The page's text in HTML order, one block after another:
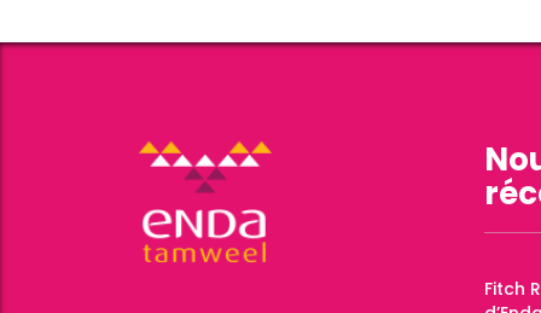
Fitch